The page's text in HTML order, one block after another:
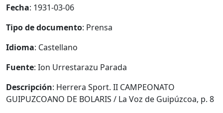
Fecha: 1931-03-06
Tipo de documento: Prensa
Idioma: Castellano
Fuente: Ion Urrestarazu Parada
Descripción: Herrera Sport. II CAMPEONATO
GUIPUZCOANO DE BOLARIS / La Voz de Guipúzcoa, p. 8